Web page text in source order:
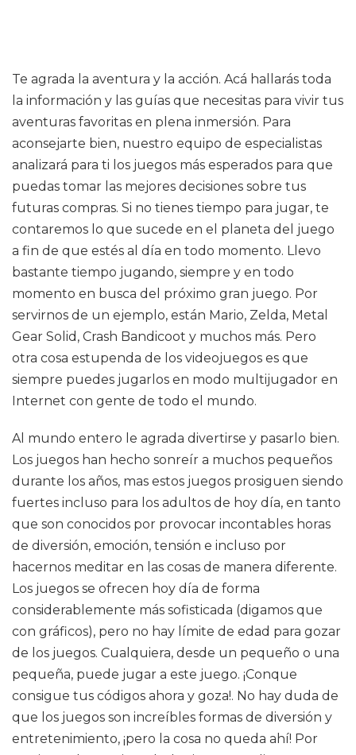
Te agrada la aventura y la acción. Acá hallarás toda
la información y las guías que necesitas para vivir tus
aventuras favoritas en plena inmersión. Para
aconsejarte bien, nuestro equipo de especialistas
analizará para ti los juegos más esperados para que
puedas tomar las mejores decisiones sobre tus
futuras compras. Si no tienes tiempo para jugar, te
contaremos lo que sucede en el planeta del juego
a fin de que estés al día en todo momento. Llevo
bastante tiempo jugando, siempre y en todo
momento en busca del próximo gran juego. Por
servirnos de un ejemplo, están Mario, Zelda, Metal
Gear Solid, Crash Bandicoot y muchos más. Pero
otra cosa estupenda de los videojuegos es que
siempre puedes jugarlos en modo multijugador en
Internet con gente de todo el mundo.
Al mundo entero le agrada divertirse y pasarlo bien.
Los juegos han hecho sonreír a muchos pequeños
durante los años, mas estos juegos prosiguen siendo
fuertes incluso para los adultos de hoy día, en tanto
que son conocidos por provocar incontables horas
de diversión, emoción, tensión e incluso por
hacernos meditar en las cosas de manera diferente.
Los juegos se ofrecen hoy día de forma
considerablemente más sofisticada (digamos que
con gráficos), pero no hay límite de edad para gozar
de los juegos. Cualquiera, desde un pequeño o una
pequeña, puede jugar a este juego. ¡Conque
consigue tus códigos ahora y goza!. No hay duda de
que los juegos son increíbles formas de diversión y
entretenimiento, ¡pero la cosa no queda ahí! Por